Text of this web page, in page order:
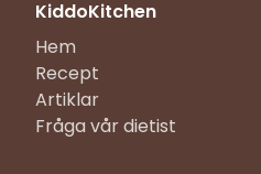
KiddoKitchen
Hem
Recept
Artiklar
Fråga vår dietist